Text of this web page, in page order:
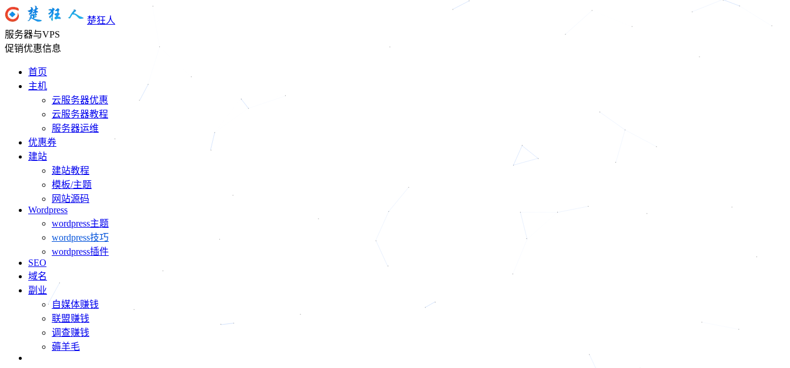
楚狂人
服务器与VPS
促销优惠信息
首页
主机
云服务器优惠
云服务器教程
服务器运维
优惠券
建站
建站教程
模板/主题
网站源码
Wordpress
wordpress主题
wordpress技巧
wordpress插件
SEO
域名
副业
自媒体赚钱
联盟赚钱
调查赚钱
薅羊毛